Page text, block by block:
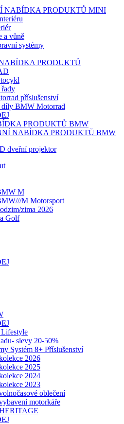
NABÍDKA PRODUKTŮ MINI
a vůně
systémy
PRODUKTŮ
příslušenství
BMW Motorrad
PRODUKTŮ BMW
dveřní projektor
M
M Motorsport
zima 2026
Golf
slevy 20-50%
Systém 8+ Příslušenství
2026
2025
2024
2023
oblečení
motorkáře